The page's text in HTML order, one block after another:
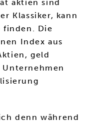
aktien sind
Klassiker, kann
finden. Die
Index aus
geld
denn während